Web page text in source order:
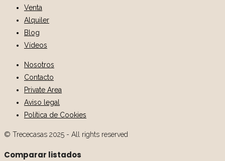
Venta
Alquiler
Blog
Vídeos
Nosotros
Contacto
Private Area
Aviso legal
Política de Cookies
© Trececasas 2025 - All rights reserved
Comparar listados